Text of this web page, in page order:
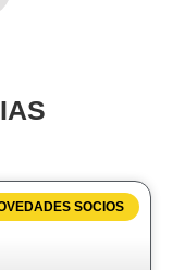
SOCIOS